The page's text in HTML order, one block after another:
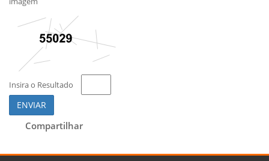
Insira o Resultado
ENVIAR
Compartilhar